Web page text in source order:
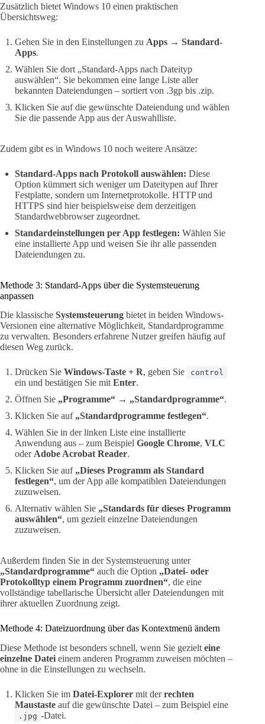
Zusätzlich bietet Windows 10 einen praktischen
Übersichtsweg:
Gehen Sie in den Einstellungen zu Apps → Standard-
Apps.
Wählen Sie dort „Standard-Apps nach Dateityp
auswählen“. Sie bekommen eine lange Liste aller
bekannten Dateiendungen – sortiert von .3gp bis .zip.
Klicken Sie auf die gewünschte Dateiendung und wählen
Sie die passende App aus der Auswahlliste.
Zudem gibt es in Windows 10 noch weitere Ansätze:
Standard-Apps nach Protokoll auswählen: Diese
Option kümmert sich weniger um Dateitypen auf Ihrer
Festplatte, sondern um Internetprotokolle. HTTP und
HTTPS sind hier beispielsweise dem derzeitigen
Standardwebbrowser zugeordnet.
Standardeinstellungen per App festlegen: Wählen Sie
eine installierte App und weisen Sie ihr alle passenden
Dateiendungen zu.
Methode 3: Standard-Apps über die Systemsteuerung
anpassen
Die klassische Systemsteuerung bietet in beiden Windows-
Versionen eine alternative Möglichkeit, Standardprogramme
zu verwalten. Besonders erfahrene Nutzer greifen häufig auf
diesen Weg zurück.
Drücken Sie Windows-Taste + R, geben Sie control
ein und bestätigen Sie mit Enter.
Öffnen Sie „Programme“ → „Standardprogramme“.
Klicken Sie auf „Standardprogramme festlegen“.
Wählen Sie in der linken Liste eine installierte
Anwendung aus – zum Beispiel Google Chrome, VLC
oder Adobe Acrobat Reader.
Klicken Sie auf „Dieses Programm als Standard
festlegen“, um der App alle kompatiblen Dateiendungen
zuzuweisen.
Alternativ wählen Sie „Standards für dieses Programm
auswählen“, um gezielt einzelne Dateiendungen
zuzuweisen.
Außerdem finden Sie in der Systemsteuerung unter
„Standardprogramme“ auch die Option „Datei- oder
Protokolltyp einem Programm zuordnen“, die eine
vollständige tabellarische Übersicht aller Dateiendungen mit
ihrer aktuellen Zuordnung zeigt.
Methode 4: Dateizuordnung über das Kontextmenü ändern
Diese Methode ist besonders schnell, wenn Sie gezielt eine
einzelne Datei einem anderen Programm zuweisen möchten –
ohne in die Einstellungen zu wechseln.
Klicken Sie im Datei-Explorer mit derrechten
Maustaste auf die gewünschte Datei – zum Beispiel eine
.jpg -Datei.